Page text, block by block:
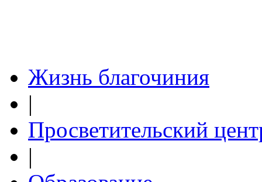
Жизнь благочиния
|
Просветительский
|